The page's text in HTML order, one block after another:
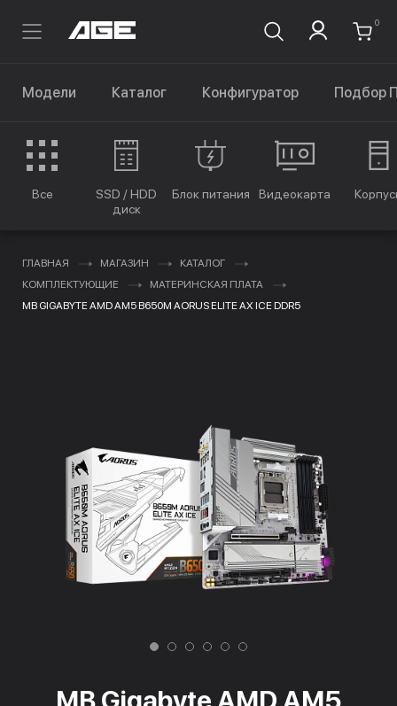
0
Модели Каталог Конфигуратор Подбор
Все
SSD / HDD
диск
Блок питания Видеокарта
ГЛАВНАЯ МАГАЗИН
КАТАЛОГ
КОМПЛЕКТУЮЩИЕ
МАТЕРИНСКАЯ ПЛАТА
MB GIGABYTE AMD AM5 B650M AORUS ELITE AX ICE DDR5